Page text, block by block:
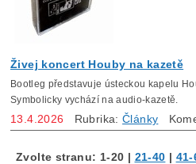
Živej koncert Houby na kazetě
Bootleg představuje ústeckou kapelu
Symbolicky vychází na audio-kazetě.
13.4.2026 Rubrika:Články
Zvolte stranu: 1-20 | 21-40 | 41-